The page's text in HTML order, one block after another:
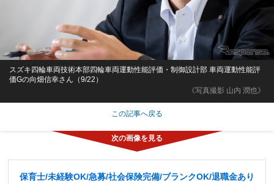
《写真撮影 山内 潤也》
スズキ四輪車両技術本部四輪車両運動性能評価・制御設計部 車両運動性能評
価Gの向畑信幸さん（9/22）
この記事へ戻る
保育士/未経験OK/急募/社会保険完備/ブランクOK/退職金あり